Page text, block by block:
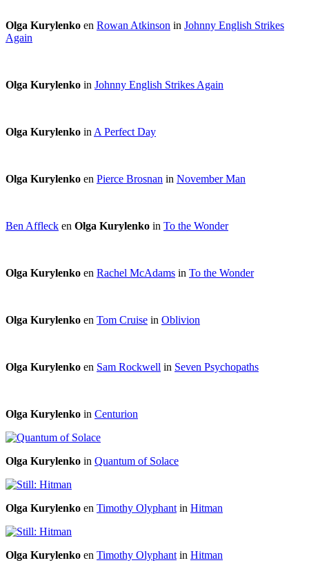
Olga Kurylenko en Rowan Atkinson in Johnny English Strikes
Again
Olga Kurylenko in Johnny English Strikes Again
Olga Kurylenko in A Perfect Day
Olga Kurylenko en Pierce Brosnan in November Man
Ben Affleck en Olga Kurylenko in To the Wonder
Olga Kurylenko en Rachel McAdams in To the Wonder
Olga Kurylenko en Tom Cruise in Oblivion
Olga Kurylenko en Sam Rockwell in Seven Psychopaths
Olga Kurylenko in Centurion
Olga Kurylenko in Quantum of Solace
Olga Kurylenko en Timothy Olyphant in Hitman
Olga Kurylenko en Timothy Olyphant in Hitman